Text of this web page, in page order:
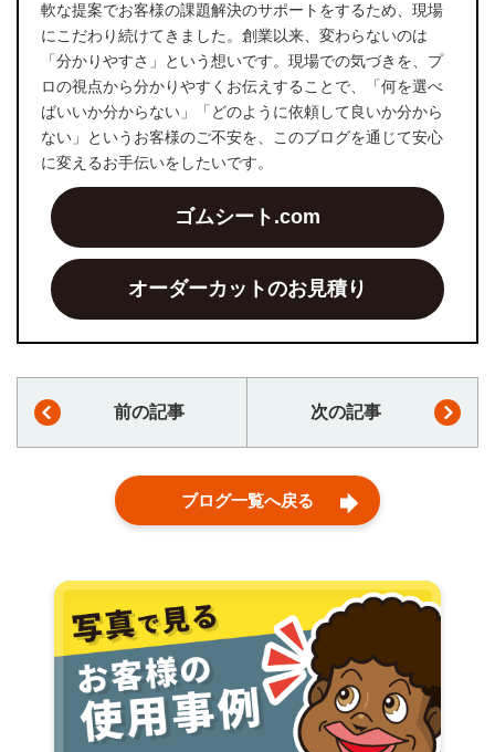
軟な提案でお客様の課題解決のサポートをするため、現場
にこだわり続けてきました。創業以来、変わらないのは
「分かりやすさ」という想いです。現場での気づきを、プ
ロの視点から分かりやすくお伝えすることで、「何を選べ
ばいいか分からない」「どのように依頼して良いか分から
ない」というお客様のご不安を、このブログを通じて安心
に変えるお手伝いをしたいです。
ゴムシート.com
オーダーカットのお見積り
前の記事 次の記事
ブログ一覧へ戻る